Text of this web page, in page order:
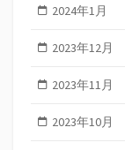
2024年1月
2023年12月
2023年11月
2023年10月